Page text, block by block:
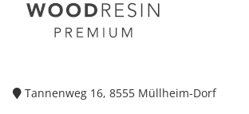
Tannenweg 16, 8555 Müllheim-Dorf